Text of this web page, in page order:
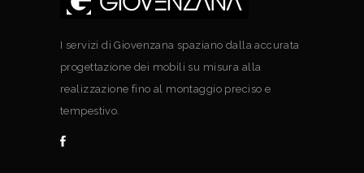
I servizi di Giovenzana spaziano dalla accurata
progettazione dei mobili su misura alla
realizzazione fino al montaggio preciso e
tempestivo.